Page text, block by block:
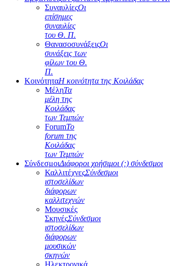
ΣυναυλίεςΟι
επίσημες
συναυλίες
του Θ. Π.
ΘανασοσυνάξειςΟι
συνάξεις των
φίλων του Θ.
Π.
ΚοινότηταΗ κοινότητα της Κοιλάδας
ΜέληΤα
μέλη της
Κοιλάδας
των Τεμπών
ForumΤο
forum της
Κοιλάδας
των Τεμπών
ΣύνδεσμοιΔιάφοροι χρήσιμοι (;) σύνδεσμοι
ΚαλλιτέχνεςΣύνδεσμοι
ιστοσελίδων
διάφορων
καλλιτεχνών
Μουσικές
ΣκηνέςΣύνδεσμοι
ιστοσελίδων
διάφορων
μουσικών
σκηνών